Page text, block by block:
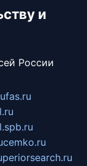
и
России
fas.ru
cemko.ru